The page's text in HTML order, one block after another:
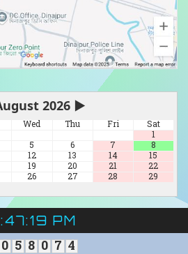
2026 ▶
Wed Thu Fri
Sat
1
5 6 7
8
12 13 14
15
19 20 21
22
26 27 28
29
PM
0 5 8 0 7 4